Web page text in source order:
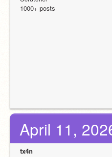
1000+ posts
April 11,
tx4n